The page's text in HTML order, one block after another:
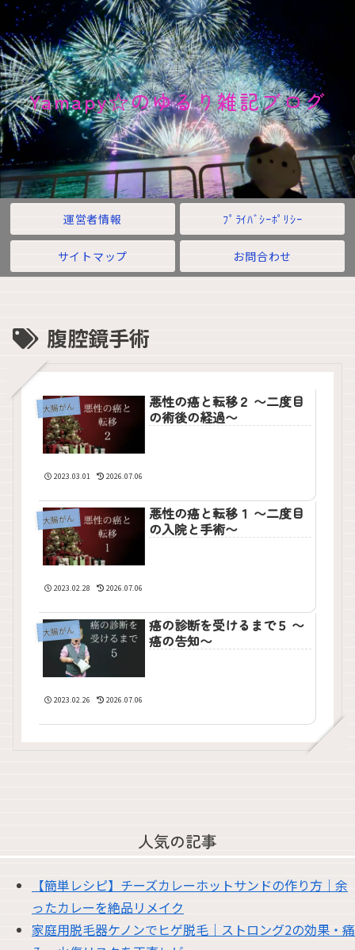
Yamapy☆のゆるり雑記ブログ
運営者情報 ﾌﾟﾗｲﾊﾞｼｰﾎﾟﾘｼｰ
サイトマップ お問合わせ
腹腔鏡手術
大腸がん
悪性の癌と転移２ 〜二度目
の術後の経過〜
2023.03.01 2026.07.06
大腸がん
悪性の癌と転移１ 〜二度目
の入院と手術〜
2023.02.28 2026.07.06
大腸がん
癌の診断を受けるまで５ 〜
癌の告知〜
2023.02.26 2026.07.06
人気の記事
【簡単レシピ】チーズカレーホットサンドの作り方｜余
ったカレーを絶品リメイク
家庭用脱毛器ケノンでヒゲ脱毛｜ストロング2の効果・痛